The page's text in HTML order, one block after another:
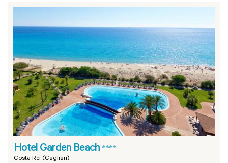
Hotel Garden Beach ****
Costa Rei (Cagliari)